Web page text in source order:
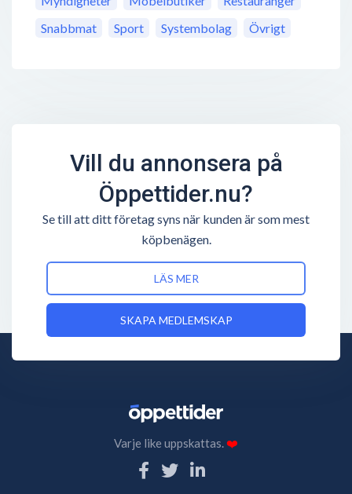
Snabbmat
Sport Systembolag Övrigt
Vill du annonsera på
Öppettider.nu?
Se till att ditt företag syns när kunden är som mest
köpbenägen.
LÄS MER
SKAPA MEDLEMSKAP
Varje like uppskattas.❤️